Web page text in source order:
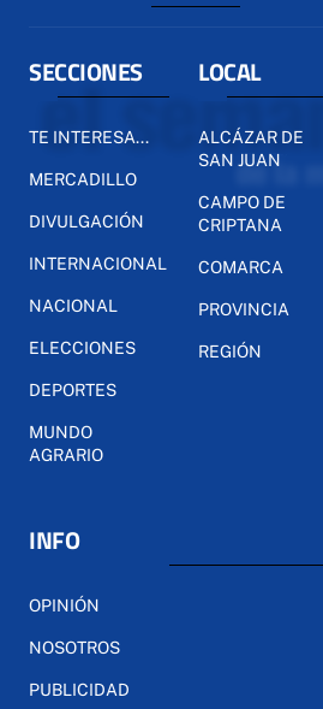
SECCIONES
TE INTERESA...
MERCADILLO
DIVULGACIÓN
INTERNACIONAL
NACIONAL
ELECCIONES
DEPORTES
MUNDO
AGRARIO
LOCAL
ALCÁZAR DE
SAN JUAN
CAMPO DE
CRIPTANA
COMARCA
PROVINCIA
REGIÓN
INFO
OPINIÓN
NOSOTROS
PUBLICIDAD